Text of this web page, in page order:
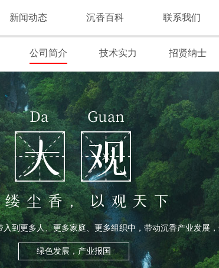
新闻动态 沉香百科 联系我们
公司简介 技术实力 招贤纳士
到更多人、更多家庭、更多组织中，带动沉香产业发展
绿色发展，产业报国